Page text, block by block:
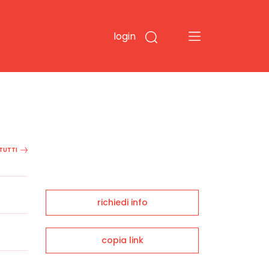
login
richiedi info
copia link